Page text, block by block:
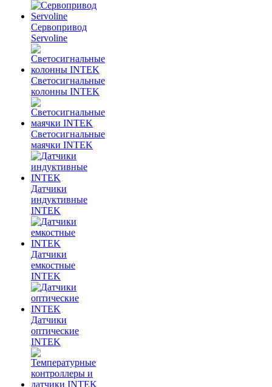
Сервопривод
Servoline
Светосигнальные
колонны INTEK
Светосигнальные
маячки INTEK
Датчики
индуктивные
INTEK
Датчики
емкостные
INTEK
Датчики
оптические
INTEK